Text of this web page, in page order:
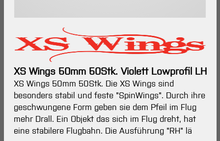
XS Wings 50mm 50Stk. Violett Lowprofil LH
XS Wings 50mm 50Stk. Die XS Wings sind
besonders stabil und feste "SpinWings". Durch ihre
geschwungene Form geben sie dem Pfeil im Flug
mehr Drall. Ein Objekt das sich im Flug dreht, hat
eine stabilere Flugbahn. Die Ausführung "RH" lä